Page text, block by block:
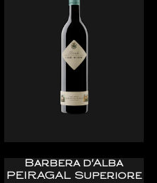
Barbera d'Alba
PEIRAGAL Superiore